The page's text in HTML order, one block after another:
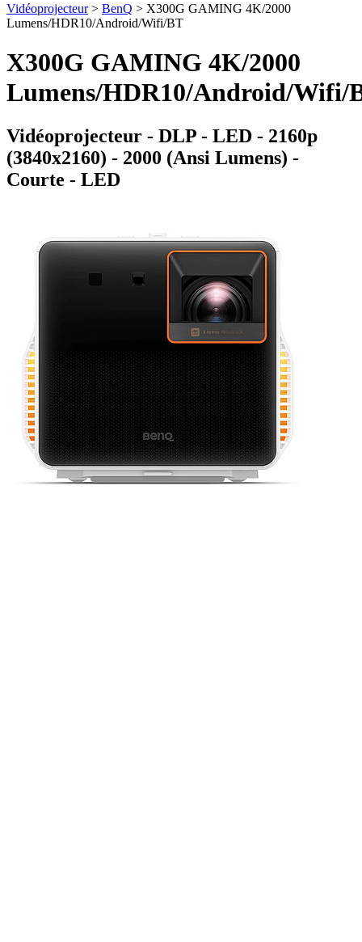
Vidéoprojecteur> BenQ > X300G GAMING 4K/2000
Lumens/HDR10/Android/Wifi/BT
X300G GAMING 4K/2000
Lumens/HDR10/Android/Wifi/
Vidéoprojecteur - DLP - LED - 2160p
(3840x2160) - 2000 (Ansi Lumens) -
Courte - LED